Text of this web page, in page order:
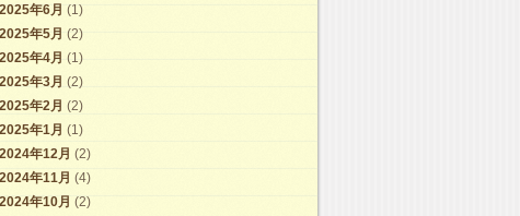
2025年6月 (1)
2025年5月 (2)
2025年4月 (1)
2025年3月 (2)
2025年2月 (2)
2025年1月 (1)
2024年12月 (2)
2024年11月 (4)
2024年10月 (2)